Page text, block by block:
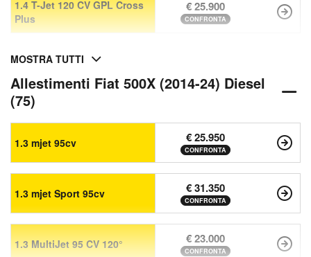
1.4 T-Jet 120 CV GPL Cross
Plus
€ 25.900
CONFRONTA
MOSTRA TUTTI
Allestimenti Fiat 500X (2014-24) Diesel
(75)
1.3 mjet 95cv € 25.950
CONFRONTA
1.3 mjet Sport 95cv € 31.350
CONFRONTA
1.3 MultiJet 95 CV 120° € 23.000
CONFRONTA